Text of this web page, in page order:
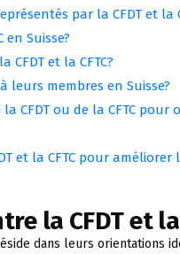
par la CFDT et la
en Suisse?
et la CFTC?
leurs membres en Suisse?
CFDT ou de la CFTC pour
et la CFTC pour
la CFDT et la
dans leurs orientations